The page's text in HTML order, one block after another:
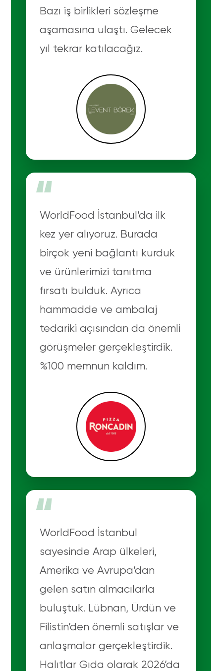
Bazı iş birlikleri sözleşme
aşamasına ulaştı. Gelecek
yıl tekrar katılacağız.
“
WorldFood İstanbul’da ilk
kez yer alıyoruz. Burada
birçok yeni bağlantı kurduk
ve ürünlerimizi tanıtma
fırsatı bulduk. Ayrıca
hammadde ve ambalaj
tedariki açısından da önemli
görüşmeler gerçekleştirdik.
%100 memnun kaldım.
“
WorldFood İstanbul
sayesinde Arap ülkeleri,
Amerika ve Avrupa’dan
gelen satın almacılarla
buluştuk. Lübnan, Ürdün ve
Filistin’den önemli satışlar ve
anlaşmalar gerçekleştirdik.
Halıtlar Gıda olarak 2026’da